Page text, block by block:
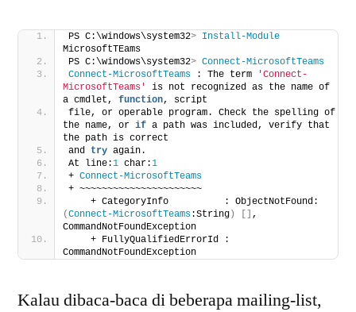
PS C:\windows\system32> Install-Module
MicrosoftTEams
PS C:\windows\system32> Connect-MicrosoftTeams
Connect-MicrosoftTeams : The term
'Connect-
MicrosoftTeams'
is not recognized as the name of
a cmdlet, function, script
file, or operable program. Check the spelling of
the name, or if a path was included, verify that
the path is correct
and try again.
At line:1 char:1
+ Connect-MicrosoftTeams
+ ~~~~~~~~~~~~~~~~~~~~~~
(Connect-MicrosoftTeams:String) [] ,
CommandNotFoundException
    + FullyQualifiedErrorId :
CommandNotFoundException
Kalau dibaca-baca di beberapa mailing-list,